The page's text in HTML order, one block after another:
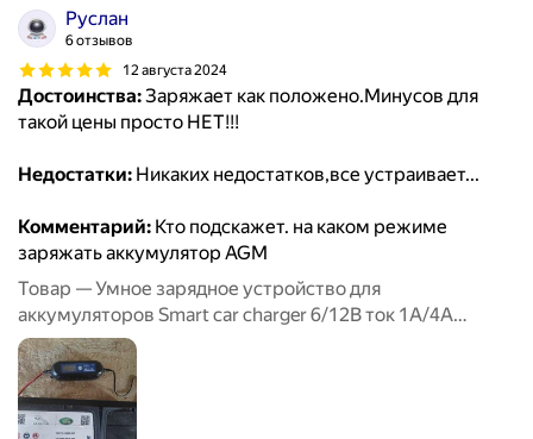
Руслан
6 отзывов
12 августа 2024
Достоинства:Заряжает как положено.Минусов для
такой цены просто НЕТ!!!
Недостатки: Никаких недостатков,все устраивает...
Комментарий: Кто подскажет. на каком режиме
заряжать аккумулятор AGM
Товар — Умное зарядное устройство для
аккумуляторов Smart car charger 6/12В ток 1А/4А
RUNWAY